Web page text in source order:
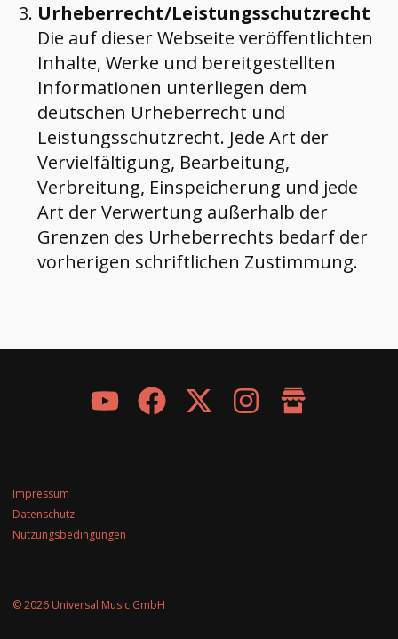
Urheberrecht/Leistungsschutzrecht
Die auf dieser Webseite veröffentlichten
Inhalte, Werke und bereitgestellten
Informationen unterliegen dem
deutschen Urheberrecht und
Leistungsschutzrecht. Jede Art der
Vervielfältigung, Bearbeitung,
Verbreitung, Einspeicherung und jede
Art der Verwertung außerhalb der
Grenzen des Urheberrechts bedarf der
vorherigen schriftlichen Zustimmung.
Impressum
Datenschutz
Nutzungsbedingungen
© 2026 Universal Music GmbH